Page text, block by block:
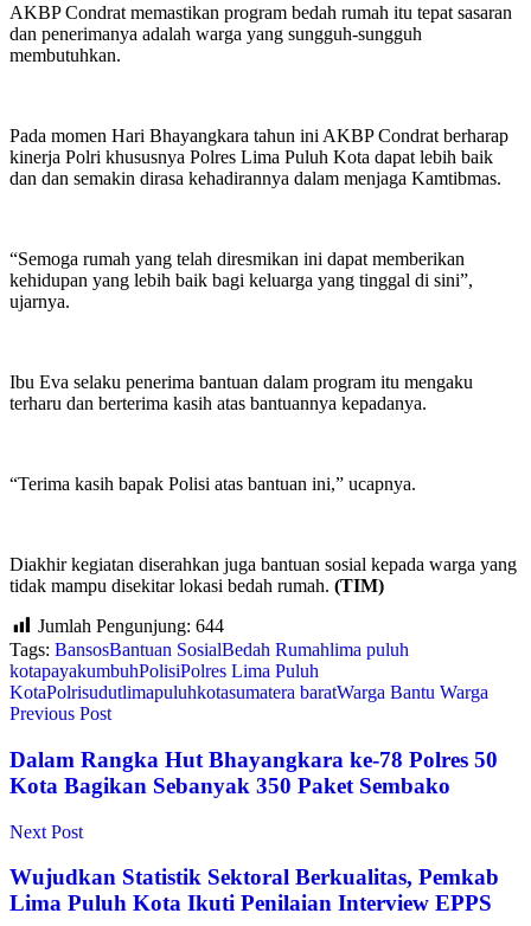
AKBP Condrat memastikan program bedah rumah itu tepat sasaran
dan penerimanya adalah warga yang sungguh-sungguh
membutuhkan.
Pada momen Hari Bhayangkara tahun ini AKBP Condrat berharap
kinerja Polri khususnya Polres Lima Puluh Kota dapat lebih baik
dan dan semakin dirasa kehadirannya dalam menjaga Kamtibmas.
“Semoga rumah yang telah diresmikan ini dapat memberikan
kehidupan yang lebih baik bagi keluarga yang tinggal di sini”,
ujarnya.
Ibu Eva selaku penerima bantuan dalam program itu mengaku
terharu dan berterima kasih atas bantuannya kepadanya.
“Terima kasih bapak Polisi atas bantuan ini,” ucapnya.
Diakhir kegiatan diserahkan juga bantuan sosial kepada warga yang
tidak mampu disekitar lokasi bedah rumah. (TIM)
Jumlah Pengunjung: 644
Tags: BansosBantuan SosialBedah Rumahlima puluh
kotapayakumbuhPolisiPolres Lima Puluh
KotaPolrisudutlimapuluhkotasumatera baratWarga Bantu Warga
Previous Post
Dalam Rangka Hut Bhayangkara ke-78 Polres 50
Kota Bagikan Sebanyak 350 Paket Sembako
Next Post
Wujudkan Statistik Sektoral Berkualitas, Pemkab
Lima Puluh Kota Ikuti Penilaian Interview EPPS